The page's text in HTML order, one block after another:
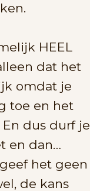
HEEL
dat het
omdat je
toe en het
dus durf je
en dan…
het geen
de kans